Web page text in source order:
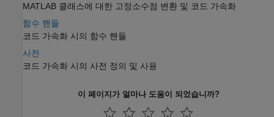
MATLAB 클래스에 대한 고정소수점 변환 및 코드 가속화
함수 핸들
코드 가속화 시의 함수 핸들
사전
코드 가속화 시의 사전 정의 및 사용
이 페이지가 얼마나 도움이 되었습니까?